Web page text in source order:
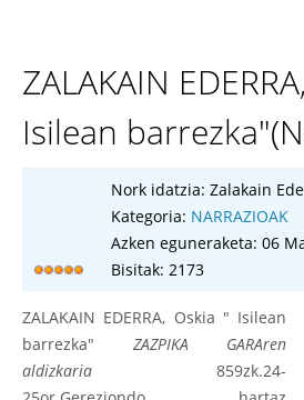
ZALAKAIN
Isilean
Nork idatzia: Zalakain
Kategoria: NARRAZIOAK
Azken eguneraketa: 06
Bisitak: 2173
ZALAKAIN EDERRA, Oskia " Isilean
barrezka" ZAZPIKA GARAren
aldizkaria 859zk.24-